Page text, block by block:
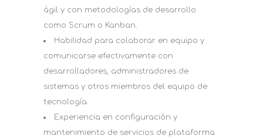
ágil y con metodologías de desarrollo
como Scrum o Kanban.
Habilidad para colaborar en equipo y
comunicarse efectivamente con
desarrolladores, administradores de
sistemas y otros miembros del equipo de
tecnología.
Experiencia en configuración y
mantenimiento de servicios de plataforma